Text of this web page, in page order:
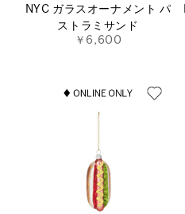
NYC ガラスオーナメント パ
ストラミサンド
￥6,600